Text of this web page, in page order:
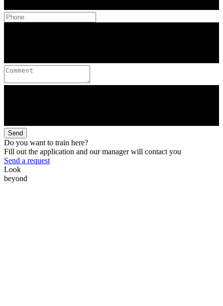
Send
Do you want to train here?
Fill out the application and our manager will contact you
Send a request
Look
beyond